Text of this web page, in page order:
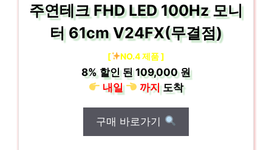
주연테크 FHD LED 100Hz 모니
터 61cm V24FX(무결점)
[ NO.4 제품 ]
8% 할인 된109,000 원
내일
까지도착
구매 바로가기